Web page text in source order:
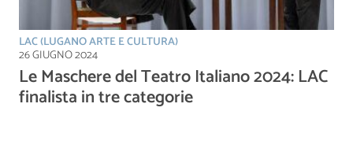
LAC (LUGANO ARTE E CULTURA)
26 GIUGNO 2024
Le Maschere del Teatro Italiano 2024: LAC
finalista in tre categorie